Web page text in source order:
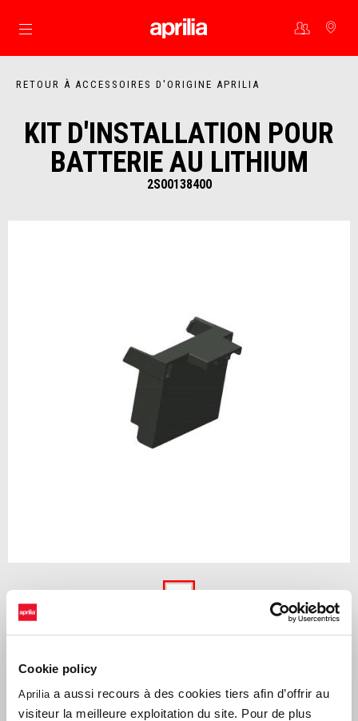
Cookie policy
Aprilia a aussi recours à des cookies tiers afin d’offrir au
visiteur la meilleure exploitation du site. Pour de plus
Aller au contenu principal
RETOUR À ACCESSOIRES D'ORIGINE APRILIA
KIT D'INSTALLATION POUR
BATTERIE AU LITHIUM
2S00138400
1
Nul
Kit d'installation pour permettre le montage de la batterie au lithium
polymère.